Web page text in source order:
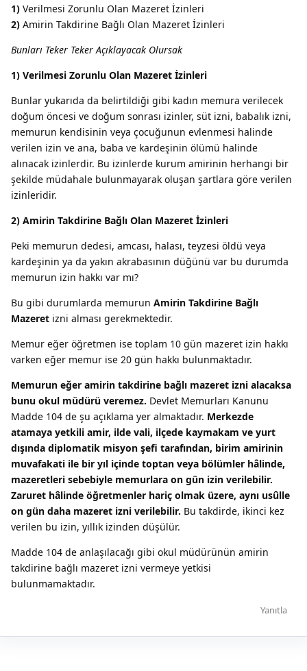
1) Verilmesi Zorunlu Olan Mazeret İzinleri
2) Amirin Takdirine Bağlı Olan Mazeret İzinleri
Bunları Teker Teker Açıklayacak Olursak
1) Verilmesi Zorunlu Olan Mazeret İzinleri
Bunlar yukarıda da belirtildiği gibi kadın memura verilecek
doğum öncesi ve doğum sonrası izinler, süt izni, babalık izni,
memurun kendisinin veya çocuğunun evlenmesi halinde
verilen izin ve ana, baba ve kardeşinin ölümü halinde
alınacak izinlerdir. Bu izinlerde kurum amirinin herhangi bir
şekilde müdahale bulunmayarak oluşan şartlara göre verilen
izinleridir.
2) Amirin Takdirine Bağlı Olan Mazeret İzinleri
Peki memurun dedesi, amcası, halası, teyzesi öldü veya
kardeşinin ya da yakın akrabasının düğünü var bu durumda
memurun izin hakkı var mı?
Bu gibi durumlarda memurun Amirin Takdirine Bağlı
Mazeret izni alması gerekmektedir.
Memur eğer öğretmen ise toplam 10 gün mazeret izin hakkı
varken eğer memur ise 20 gün hakkı bulunmaktadır.
Memurun eğer amirin takdirine bağlı mazeret izni alacaksa
bunu okul müdürü veremez. Devlet Memurları Kanunu
Madde 104 de şu açıklama yer almaktadır. Merkezde
atamaya yetkili amir, ilde vali, ilçede kaymakam ve yurt
dışında diplomatik misyon şefi tarafından, birim amirinin
muvafakati ile bir yıl içinde toptan veya bölümler hâlinde,
mazeretleri sebebiyle memurlara on gün izin verilebilir.
Zaruret hâlinde öğretmenler hariç olmak üzere, aynı usûlle
on gün daha mazeret izni verilebilir. Bu takdirde, ikinci kez
verilen bu izin, yıllık izinden düşülür.
Madde 104 de anlaşılacağı gibi okul müdürünün amirin
takdirine bağlı mazeret izni vermeye yetkisi
bulunmamaktadır.
Yanıtla